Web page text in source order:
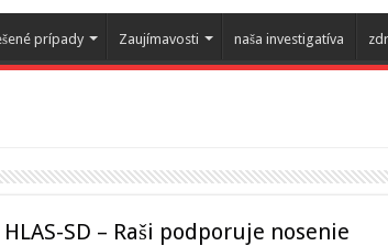
prípady Zaujímavosti naša investigatíva
SD – Raši podporuje nosenie